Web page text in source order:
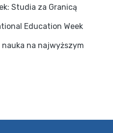
Studia za Granicą
Education Week
na najwyższym